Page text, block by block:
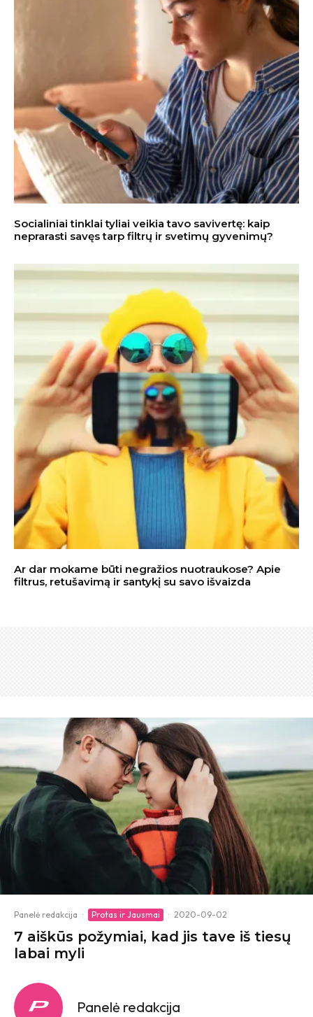
Socialiniai tinklai tyliai veikia tavo savivertę: kaip
neprarasti savęs tarp filtrų ir svetimų gyvenimų?
Ar dar mokame būti negražios nuotraukose? Apie
filtrus, retušavimą ir santykį su savo išvaizda
Panelė redakcija · Protas ir Jausmai · 2020-09-02
7 aiškūs požymiai, kad jis tave iš tiesų
labai myli
Panelė redakcija